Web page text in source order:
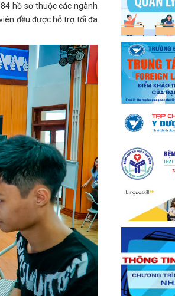
hồ sơ thuộc các ngành
đều được hỗ trợ tối đa